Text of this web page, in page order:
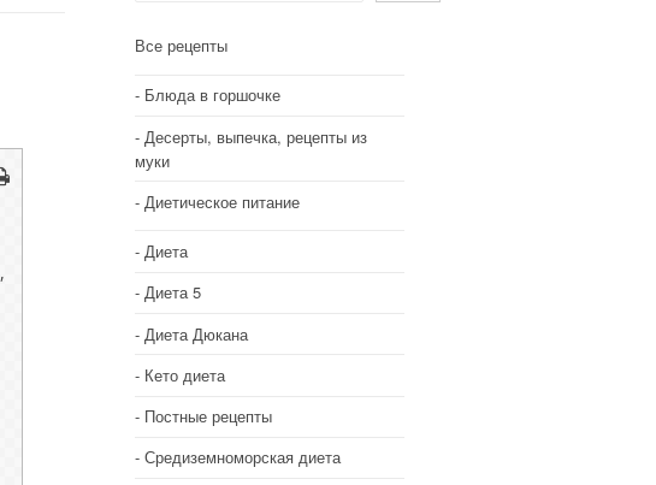
,
Все рецепты
Блюда в горшочке
Десерты, выпечка, рецепты из
муки
Диетическое питание
Диета
Диета 5
Диета Дюкана
Кето диета
Постные рецепты
Средиземноморская диета